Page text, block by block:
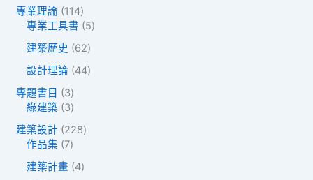
專業理論 1141
1
個
產
專業工具書 55
建築歷史 626
個
設計理論 444
專題書目 33
個
品
綠建築 33
產
品
建築設計 2282
個
作品集 77
產
建築計畫 44